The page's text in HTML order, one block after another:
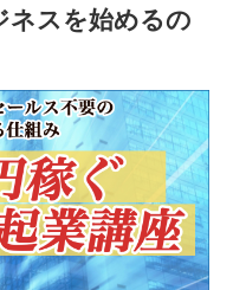
ネスを始めるの